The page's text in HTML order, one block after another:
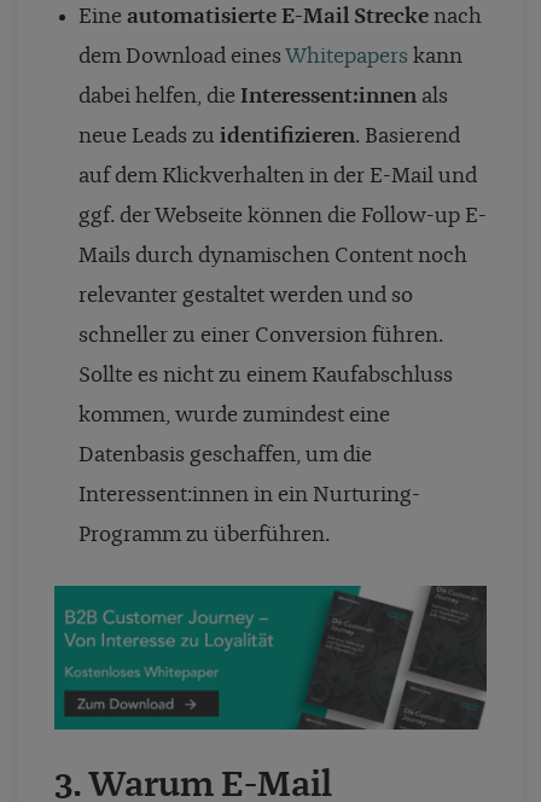
Eine automatisierte E-Mail Strecke nach
dem Download eines Whitepapers kann
dabei helfen, die Interessent:innen als
neue Leads zu identifizieren. Basierend
auf dem Klickverhalten in der E-Mail und
ggf. der Webseite können die Follow-up E-
Mails durch dynamischen Content noch
relevanter gestaltet werden und so
schneller zu einer Conversion führen.
Sollte es nicht zu einem Kaufabschluss
kommen, wurde zumindest eine
Datenbasis geschaffen, um die
Interessent:innen in ein Nurturing-
Programm zu überführen.
3. Warum E-Mail